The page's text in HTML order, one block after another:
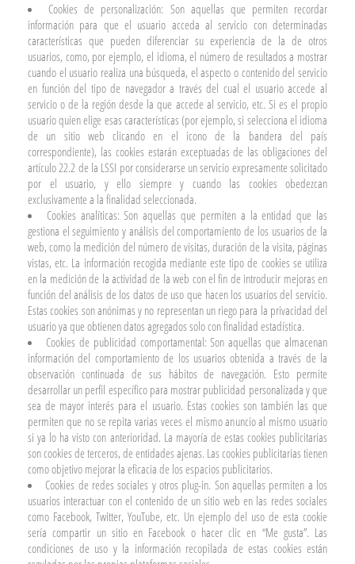
Cookies de personalización: Son aquellas que permiten recordar
información para que el usuario acceda al servicio con determinadas
características que pueden diferenciar su experiencia de la de otros
usuarios, como, por ejemplo, el idioma, el número de resultados a mostrar
cuando el usuario realiza una búsqueda, el aspecto o contenido del servicio
en función del tipo de navegador a través del cual el usuario accede al
servicio o de la región desde la que accede al servicio, etc. Si es el propio
usuario quien elige esas características (por ejemplo, si selecciona el idioma
de un sitio web clicando en el icono de la bandera del país
correspondiente), las cookies estarán exceptuadas de las obligaciones del
artículo 22.2 de la LSSI por considerarse un servicio expresamente solicitado
por el usuario, y ello siempre y cuando las cookies obedezcan
exclusivamente a la finalidad seleccionada.
Cookies analíticas: Son aquellas que permiten a la entidad que las
gestiona el seguimiento y análisis del comportamiento de los usuarios de la
web, como la medición del número de visitas, duración de la visita, páginas
vistas, etc. La información recogida mediante este tipo de cookies se utiliza
en la medición de la actividad de la web con el fin de introducir mejoras en
función del análisis de los datos de uso que hacen los usuarios del servicio.
Estas cookies son anónimas y no representan un riego para la privacidad del
usuario ya que obtienen datos agregados solo con finalidad estadística.
Cookies de publicidad comportamental: Son aquellas que almacenan
información del comportamiento de los usuarios obtenida a través de la
observación continuada de sus hábitos de navegación. Esto permite
desarrollar un perfil específico para mostrar publicidad personalizada y que
sea de mayor interés para el usuario. Estas cookies son también las que
permiten que no se repita varias veces el mismo anuncio al mismo usuario
si ya lo ha visto con anterioridad. La mayoría de estas cookies publicitarias
son cookies de terceros, de entidades ajenas. Las cookies publicitarias tienen
como objetivo mejorar la eficacia de los espacios publicitarios.
Cookies de redes sociales y otros plug-in. Son aquellas permiten a los
usuarios interactuar con el contenido de un sitio web en las redes sociales
como Facebook, Twitter, YouTube, etc. Un ejemplo del uso de esta cookie
sería compartir un sitio en Facebook o hacer clic en “Me gusta”. Las
condiciones de uso y la información recopilada de estas cookies están